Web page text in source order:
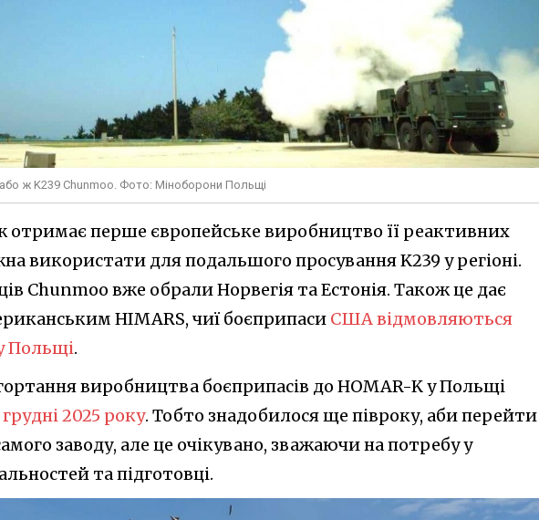
ж K239 Chunmoo. Фото: Міноборони Польщі
отримає перше європейське виробництво її реактивних
використати для подальшого просування K239 у регіоні.
Chunmoo вже обрали Норвегія та Естонія. Також це дає
HIMARS, чиї боєприпаси США відмовляються
Польщі.
виробництва боєприпасів до HOMAR-K у Польщі
2025 року. Тобто знадобилося ще півроку, аби перейти
заводу, але це очікувано, зважаючи на потребу у
та підготовці.